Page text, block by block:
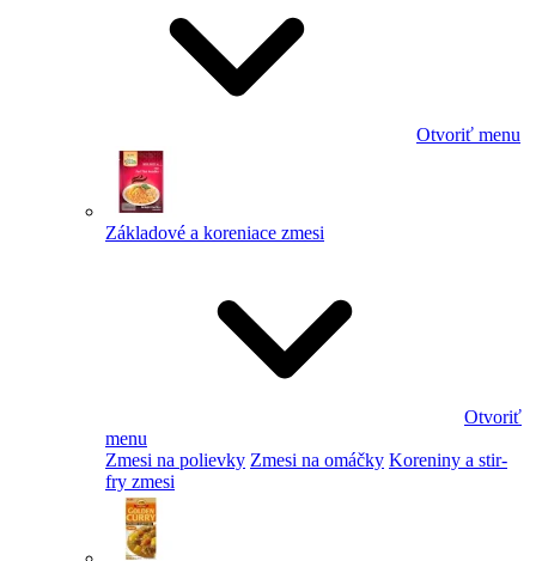
Otvoriť menu
Základové a koreniace zmesi
Otvoriť
menu
Zmesi na polievky Zmesi na omáčky Koreniny a stir-
fry zmesi